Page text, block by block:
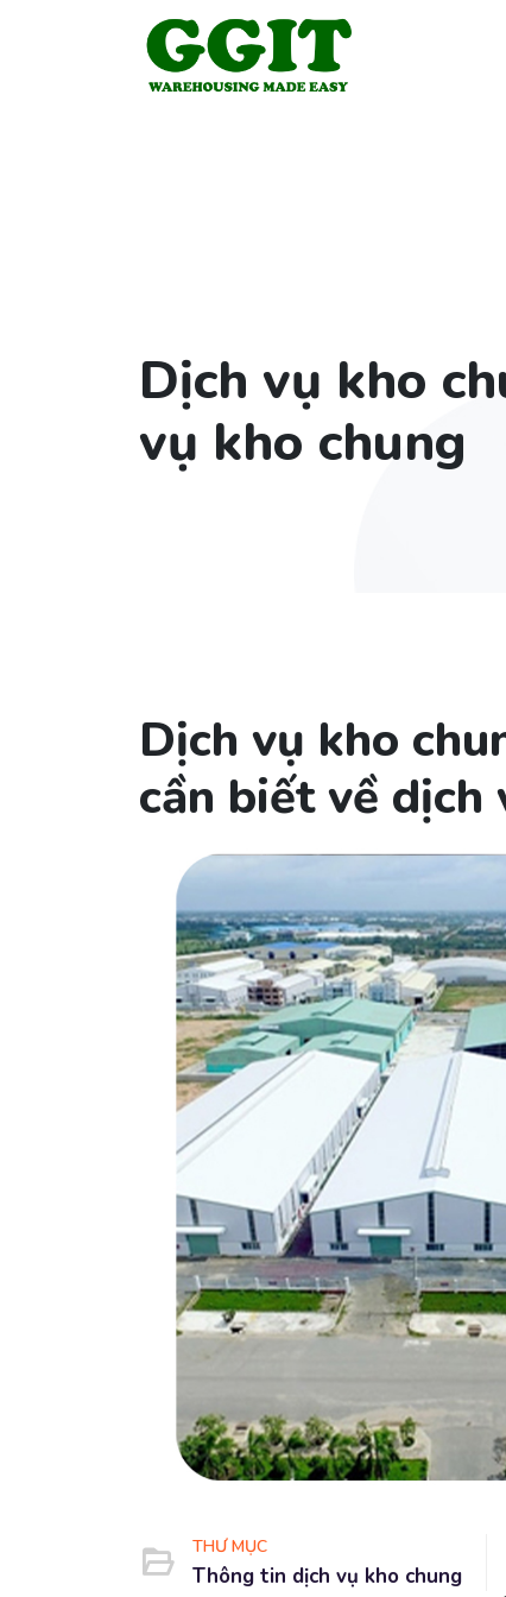
Dịch vụ kho
vụ kho chung
Dịch vụ kho
cần biết về dịch
THƯ MỤC
Thông tin dịch vụ kho chung